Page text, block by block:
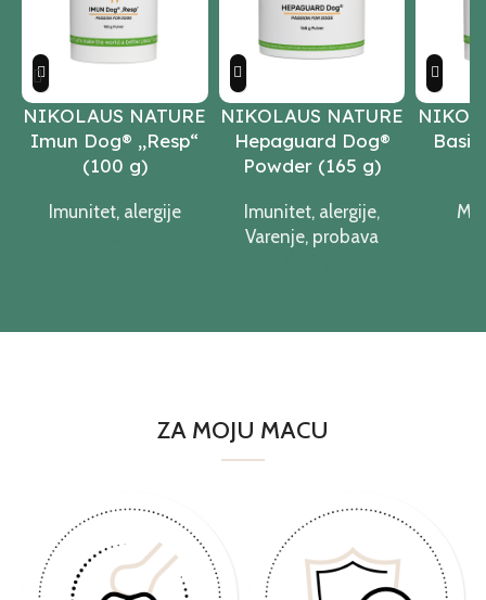
NIKOLAUS NATURE
Imun Dog® „Resp“
(100 g)
Imunitet, alergije
NIKOLAUS NATURE
Hepaguard Dog®
Powder (165 g)
Imunitet, alergije,
Varenje, probava
ZA MOJU MACU